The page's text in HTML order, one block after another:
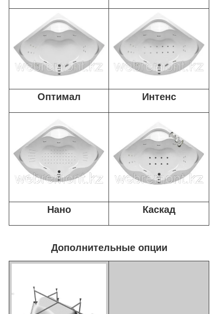
Оптимал Интенс
Нано Каскад
Дополнительные опции